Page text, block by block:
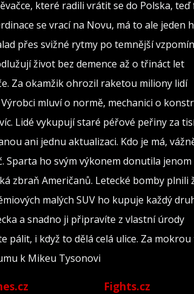
které radili vrátit se do Polska,
se vrací na Novu, má to ale jeden
přes svižné rytmy po temnější
život bez demence až o třináct let
Za okamžik ohrozil raketou miliony lidí
mluví o normě, mechanici o
Lidé vykupují staré péřové peřiny za
ani jednu aktualizaci. Kdo je má,
Sparta ho svým výkonem donutila
zbraň Američanů. Letecké bomby
malých SUV ho kupuje každý
a snadno ji připravíte z vlastní úrody
pálit, i když to dělá celá ulice. Za
k Mikeu Tysonovi
Fights.cz